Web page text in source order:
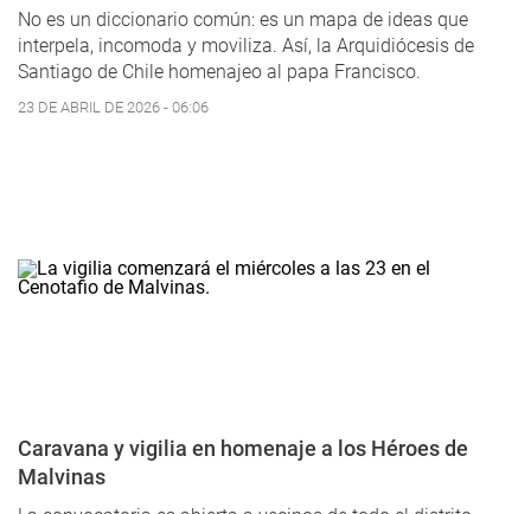
No es un diccionario común: es un mapa de ideas que
interpela, incomoda y moviliza. Así, la Arquidiócesis de
Santiago de Chile homenajeo al papa Francisco.
23 DE ABRIL DE 2026 - 06:06
Caravana y vigilia en homenaje a los Héroes de
Malvinas